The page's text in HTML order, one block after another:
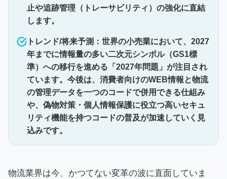
止や追跡管理（トレーサビリティ）の強化に直結
します。
トレンド/将来予測：世界の小売業において、2027
年までに情報量の多い二次元シンボル（GS1標
準）への移行を進める「2027年問題」が注目され
ています。今後は、消費者向けのWEB情報と物流
の管理データを一つのコードで併用できる仕組み
や、偽物対策・個人情報保護に役立つ高いセキュ
リティ機能を持つコードの普及が加速していく見
込みです。
物流業界は今、かつてない変革の波に直面していま